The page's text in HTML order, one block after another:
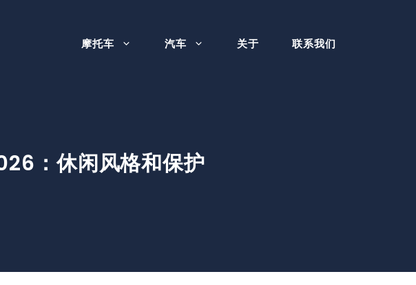
摩托车 汽车 关于 联系我们
：休闲风格和保护